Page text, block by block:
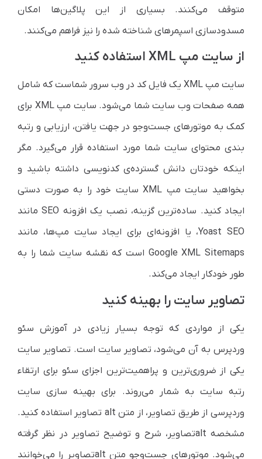
متوقف می‌کنند. بسیاری از این پلاگین‌ها امکان
مسدودسازی اسپمرهای شناخته شده را نیز فراهم می‌کنند.
از سایت مپ XML استفاده کنید
سایت مپ XML یک فایل کد در وب سرور شماست که شامل
همه صفحات وب سایت شما می‌شود. سایت مپ XML برای
کمک به موتورهای جست‌وجو در جهت یافتن، ارزیابی و رتبه
بندی محتوای سایت شما مورد استفاده قرار می‌گیرد. مگر
اینکه خودتان دانش گسترده‌ی کدنویسی داشته باشید و
بخواهید سایت مپ XML سایت خود را به صورت دستی
ایجاد کنید. ساده‌ترین گزینه، نصب یک افزونه SEO مانند
Yoast SEO، یا افزونه‌ای برای ایجاد سایت مپ‌ها، مانند
Google XML Sitemaps است که نقشه سایت شما را به
طور خودکار ایجاد می‌کند.
تصاویر سایت را بهینه کنید
یکی از مواردی که توجه بسیار زیادی در آموزش سئو
وردپرس به آن می‌شود، تصاویر سایت است. تصاویر سایت
یکی از ضروری‌ترین و پراهمیت‌ترین اجزای سئو برای ارتقاء
رتبه سایت به شمار می‌روند. برای بهینه سازی سایت
وردپرسی از طریق تصاویر، از متن alt تصاویر استفاده کنید.
مشخصه altتصاویر، شرح و توضیح تصاویر در نظر گرفته
می‌شود. موتورهای جست‌وجو متن altتصاویر را می‌خوانند